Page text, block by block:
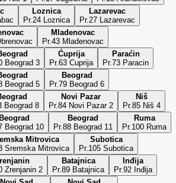
Loznica
Pr.24 Loznica
Lazarevac
Pr.27 Lazarevac
Mladenovac
Pr.43 Mladenovac
Beograd 3
Ćuprija
Pr.63 Cuprija
Paraćin
Pr.73 Paracin
Beograd 5
Beograd
Pr.79 Beograd 6
Beograd 8
Novi Pazar
Pr.84 Novi Pazar 2
Niš
Pr.85 Niš 4
Beograd
Beograd 10
Beograd
Pr.88 Beograd 11
Ruma
Pr.100 Ruma
Mitrovica
Sremska Mitrovica
Subotica
Pr.105 Subotica
Zrenjanin 2
Batajnica
Pr.89 Batajnica
Inđija
Pr.92 Inđija